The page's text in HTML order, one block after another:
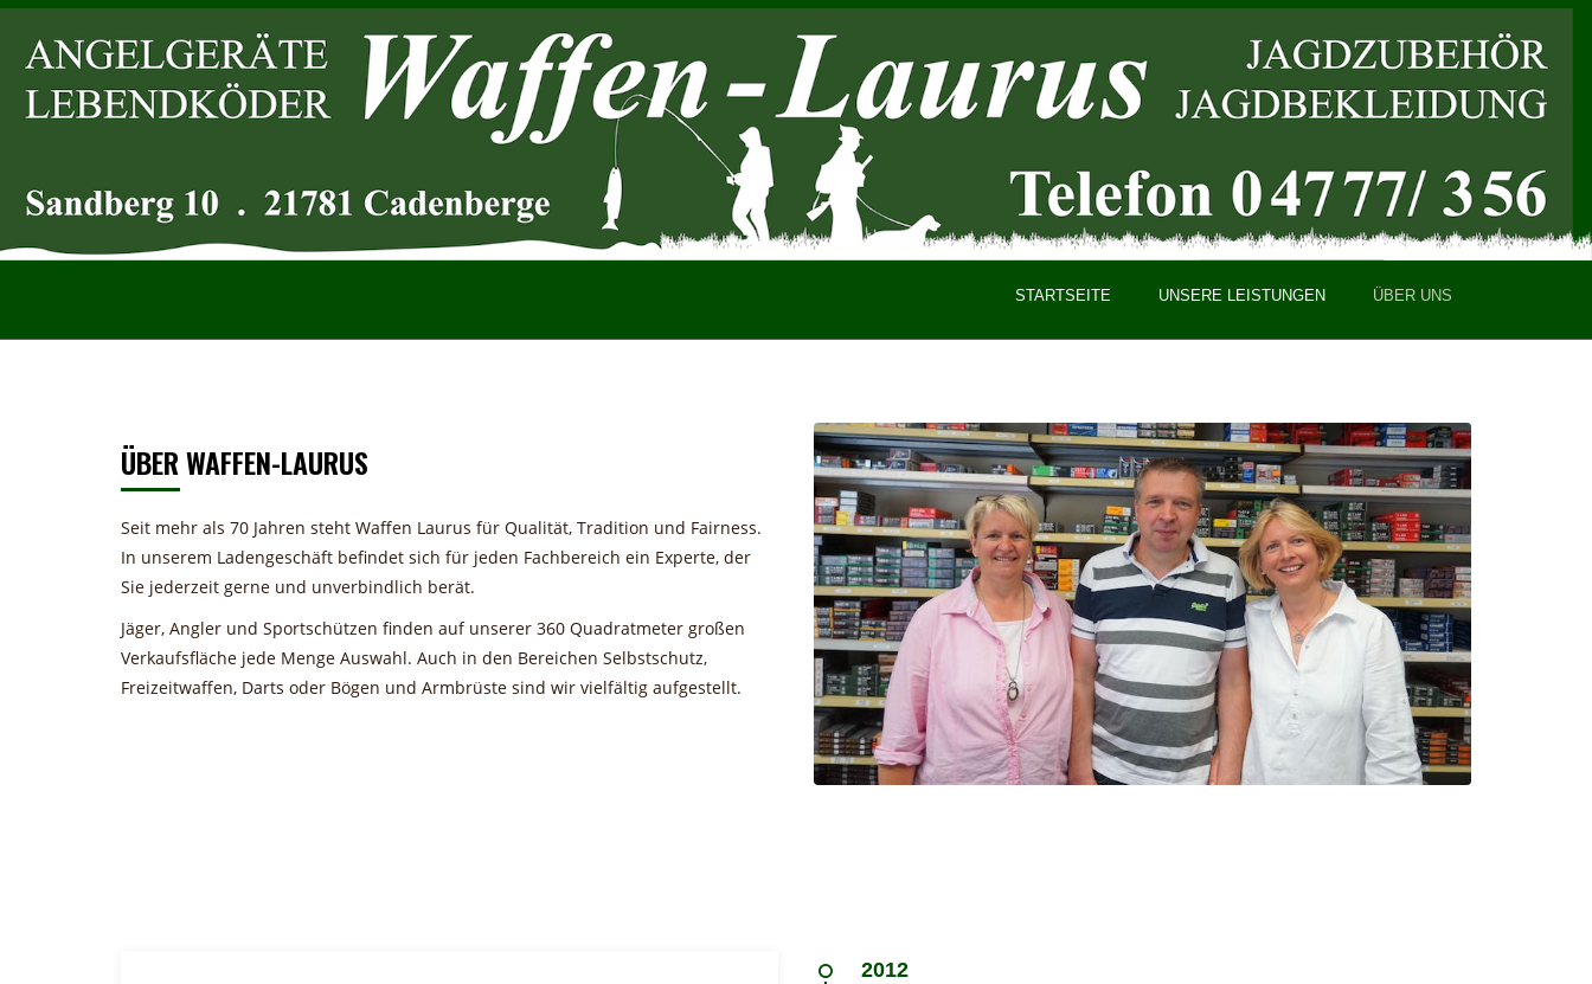
STARTSEITE UNSERE LEISTUNGEN ÜBER UNS
ÜBER WAFFEN-LAURUS
Seit mehr als 70 Jahren steht Waffen Laurus für Qualität, Tradition und Fairness.
In unserem Ladengeschäft befindet sich für jeden Fachbereich ein Experte, der
Sie jederzeit gerne und unverbindlich berät.
Jäger, Angler und Sportschützen finden auf unserer 360 Quadratmeter großen
Verkaufsfläche jede Menge Auswahl. Auch in den Bereichen Selbstschutz,
Freizeitwaffen, Darts oder Bögen und Armbrüste sind wir vielfältig aufgestellt.
2012